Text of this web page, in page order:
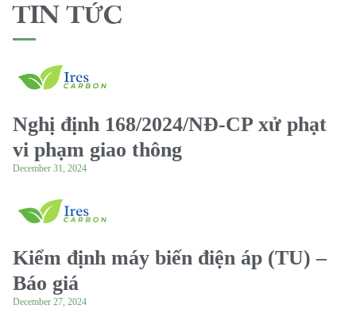
TIN TỨC
Nghị định 168/2024/NĐ-CP xử phạt
vi phạm giao thông
December 31, 2024
Kiểm định máy biến điện áp (TU) –
Báo giá
December 27, 2024